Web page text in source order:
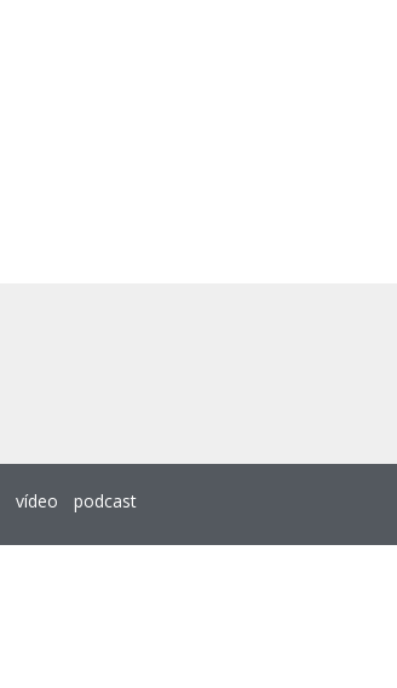
vídeo podcast